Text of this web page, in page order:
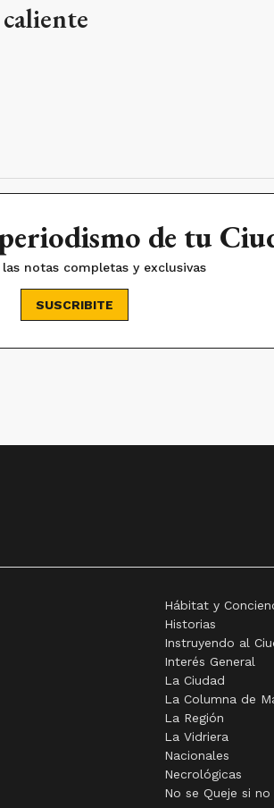
de tu
las notas completas y exclusivas
SUSCRIBITE
Hábitat y
Historias
Instruyendo al
Interés General
La Ciudad
La Columna de
La Región
La Vidriera
Nacionales
Necrológicas
No se Queje si no